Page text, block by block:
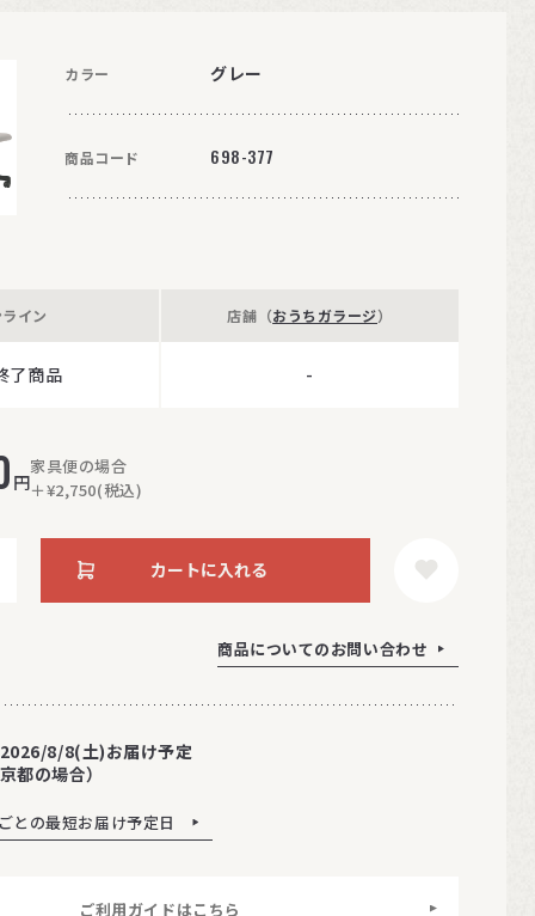
カラー グレー
商品コード 698-377
イン
了商品
店舗（おうちガラージ）
-
円
家具便の場合
＋¥2,750(税込)
カートに入れる
商品についてのお問い合わせ
8/8(土)お届け予定
都の場合）
との最短お届け予定日
ご利用ガイドはこちら